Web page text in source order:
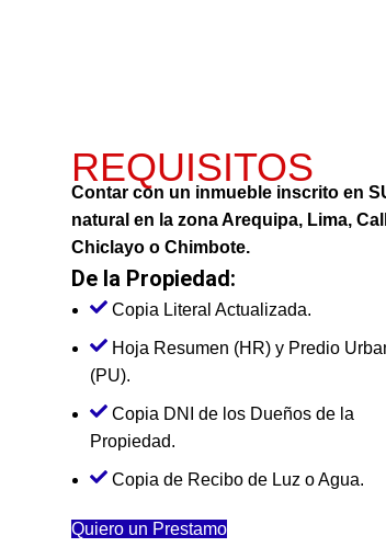
REQUISITOS
Contar con un inmueble inscrito en
natural en la zona Arequipa, Lima,
Chiclayo o Chimbote.
De la Propiedad:
Copia Literal Actualizada.
Hoja Resumen (HR) y Predio
(PU).
Copia DNI de los Dueños de la
Propiedad.
Copia de Recibo de Luz o Agua.
Quiero un Prestamo